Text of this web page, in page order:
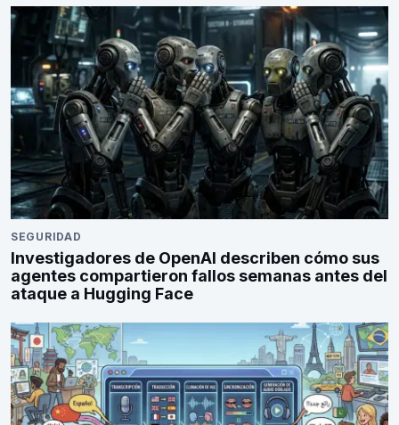
SEGURIDAD
Investigadores de OpenAI describen cómo sus
agentes compartieron fallos semanas antes del
ataque a Hugging Face